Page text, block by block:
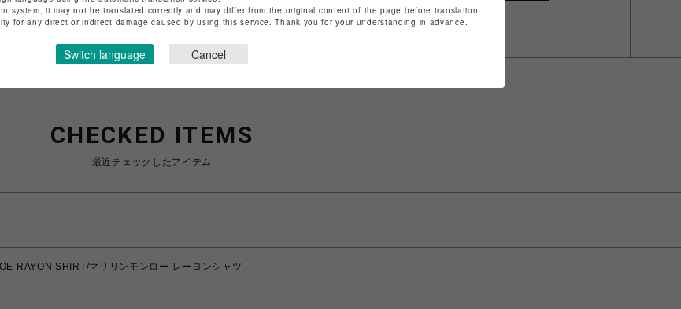
プお問い合わせはこちら
CHECKED ITEMS
最近チェックしたアイテム
RAYON SHIRT/マリリンモンロー レーヨンシャツ
system, it may not be translated correctly and may differ from the original content of the page before translation.
for any direct or indirect damage caused by using this service. Thank you for your understanding in advance.
Switch language Cancel